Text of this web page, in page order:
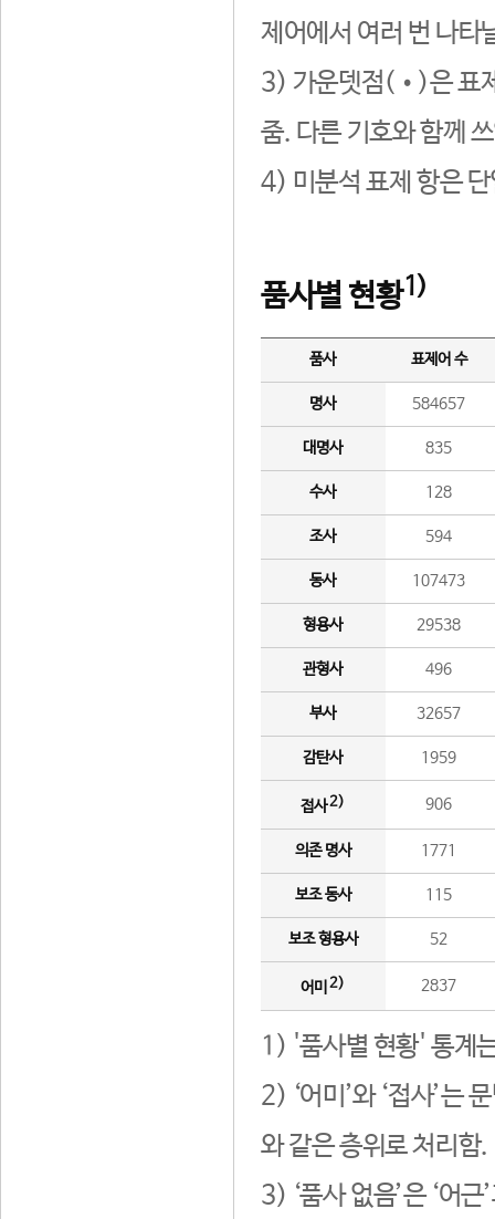
제어에서 여러 번 나타
3) 가운뎃점(•)은 표
줌. 다른 기호와 함께
4) 미분석 표제 항은
품사별 현황1)
품사 표제어 수
명사 584657
대명사 835
수사 128
조사 594
동사 107473
형용사 29538
관형사 496
부사 32657
감탄사 1959
접사2) 906
의존 명사 1771
보조 동사 115
보조 형용사 52
어미 2) 2837
1) '품사별 현황' 통계
2) ‘어미’와 ‘접사’는
와 같은 층위로 처리함.
3) ‘품사 없음’은 ‘어